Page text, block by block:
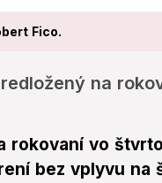
Fico.
na
rokovaní vo
bez vplyvu na